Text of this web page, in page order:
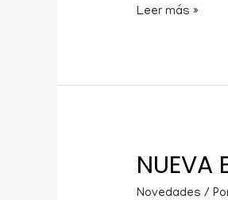
Leer más »
NUEVA
Novedades /